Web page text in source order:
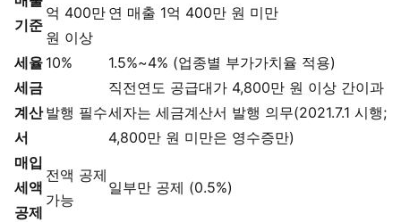
기준
억 400만
원 이상
연 매출 1억 400만 원 미만
세율 10%
1.5%~4% (업종별 부가가치율 적용)
세금
계산
서
발행 필수
직전연도 공급대가 4,800만 원 이상 간이과
세자는 세금계산서 발행 의무(2021.7.1 시행;
4,800만 원 미만은 영수증만)
매입
세액
공제
전액 공제
가능
일부만 공제 (0.5%)